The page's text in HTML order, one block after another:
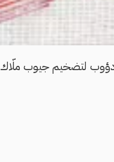
لتضخيم جيوب ملّاك